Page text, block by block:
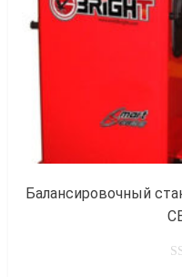
Балансировочный